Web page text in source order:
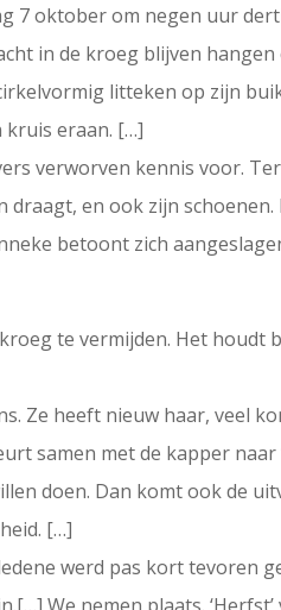
7 oktober om negen uur
in de kroeg blijven
litteken op zijn
kruis eraan. […]
verworven kennis voor.
en ook zijn
betoont zich
te vermijden. Het
Ze heeft nieuw haar, veel
samen met de kapper naar
doen. Dan komt ook de
[…]
werd pas kort tevoren